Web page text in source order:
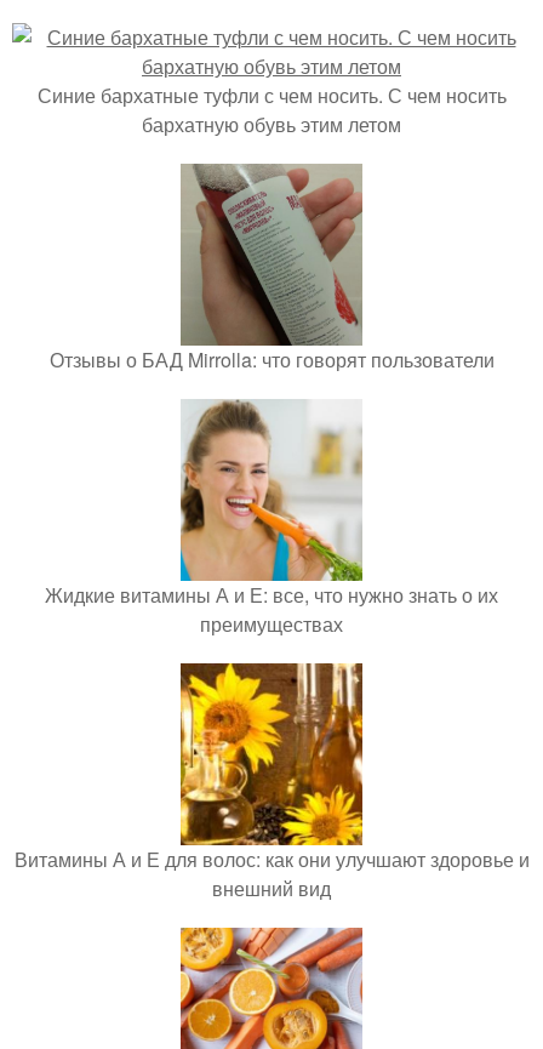
Синие бархатные туфли с чем носить. С чем носить
бархатную обувь этим летом
Отзывы о БАД Mirrolla: что говорят пользователи
Жидкие витамины А и Е: все, что нужно знать о их
преимуществах
Витамины А и Е для волос: как они улучшают здоровье и
внешний вид